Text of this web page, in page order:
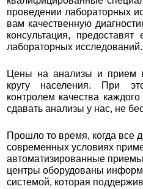
проведении лабораторных
вам качественную
консультация,
лабораторных исследований.
Цены на анализы и прием
кругу населения. При
контролем качества
сдавать анализы у нас, не
Прошло то время, когда все
современных условиях
автоматизированные
центры оборудованы
системой, которая